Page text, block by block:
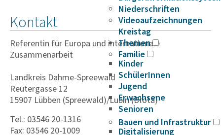
Niederschriften
Videoaufzeichnungen
Kreistag
Themen
Familie
Kinder
SchülerInnen
Jugend
Erwachsene
Senioren
Bauen und Infrastruktur
Digitalisierung
Kontakt
Referentin für Europa und internationale
Zusammenarbeit
Landkreis Dahme-Spreewald
Reutergasse 12
15907 Lübben (Spreewald)/Lubin (Błota)
Tel.: 03546 20-1316
Fax: 03546 20-1009